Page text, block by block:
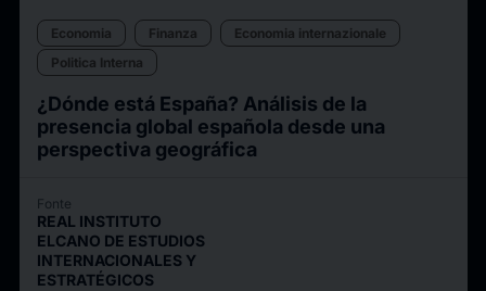
Economia Finanza
Economia internazionale
Politica Interna
¿Dónde está España? Análisis de la
presencia global española desde una
perspectiva geográfica
Fonte
REAL INSTITUTO
ELCANO DE ESTUDIOS
INTERNACIONALES Y
ESTRATÉGICOS